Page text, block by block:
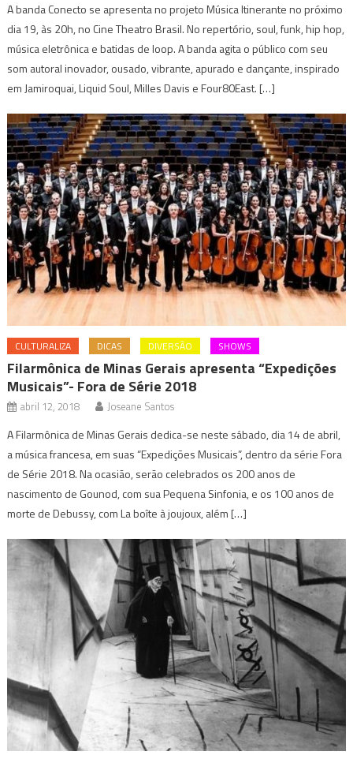
A banda Conecto se apresenta no projeto Música Itinerante no próximo
dia 19, às 20h, no Cine Theatro Brasil. No repertório, soul, funk, hip hop,
música eletrônica e batidas de loop. A banda agita o público com seu
som autoral inovador, ousado, vibrante, apurado e dançante, inspirado
em Jamiroquai, Liquid Soul, Milles Davis e Four80East. […]
CULTURALIZA DICAS DIVERSÃO SHOWS
Filarmônica de Minas Gerais apresenta “Expedições
Musicais”- Fora de Série 2018
abril 12, 2018 Joseane Santos
A Filarmônica de Minas Gerais dedica-se neste sábado, dia 14 de abril,
a música francesa, em suas “Expedições Musicais”, dentro da série Fora
de Série 2018. Na ocasião, serão celebrados os 200 anos de
nascimento de Gounod, com sua Pequena Sinfonia, e os 100 anos de
morte de Debussy, com La boîte à joujoux, além […]